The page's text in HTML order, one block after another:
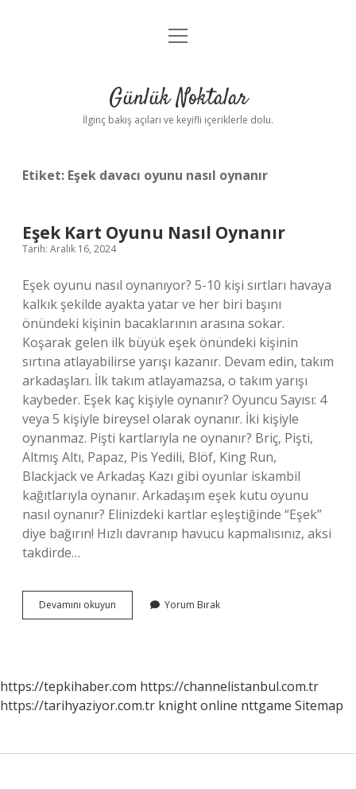
Anasayfa
Yasal Uyarı
menüyü
Günlük Noktalar
İlginç bakış açıları ve keyifli içeriklerle dolu.
Etiket: Eşek davacı oyunu nasıl oynanır
Eşek Kart Oyunu Nasıl Oynanır
Tarih: Aralık 16, 2024
Eşek oyunu nasıl oynanıyor? 5-10 kişi sırtları havaya
kalkık şekilde ayakta yatar ve her biri başını
önündeki kişinin bacaklarının arasına sokar.
Koşarak gelen ilk büyük eşek önündeki kişinin
sırtına atlayabilirse yarışı kazanır. Devam edin, takım
arkadaşları. İlk takım atlayamazsa, o takım yarışı
kaybeder. Eşek kaç kişiyle oynanır? Oyuncu Sayısı: 4
veya 5 kişiyle bireysel olarak oynanır. İki kişiyle
oynanmaz. Pişti kartlarıyla ne oynanır? Briç, Pişti,
Altmış Altı, Papaz, Pis Yedili, Blöf, King Run,
Blackjack ve Arkadaş Kazı gibi oyunlar iskambil
kağıtlarıyla oynanır. Arkadaşım eşek kutu oyunu
nasıl oynanır? Elinizdeki kartlar eşleştiğinde “Eşek”
diye bağırın! Hızlı davranıp havucu kapmalısınız, aksi
takdirde…
Devamını okuyun
Kart
Yorum Bırak
https://tepkihaber.com https://channelistanbul.com.tr
https://tarihyaziyor.com.tr knight online nttgame Sitemap